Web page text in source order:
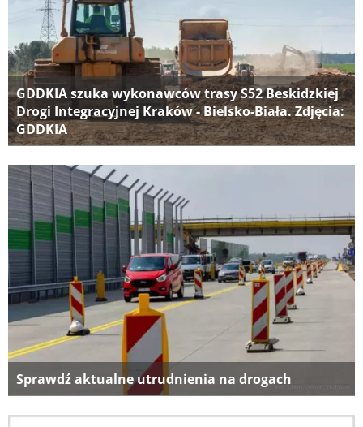
GDDKIA szuka wykonawców trasy S52 Beskidzkiej
Drogi Integracyjnej Kraków - Bielsko-Biała. Zdjęcia:
GDDKIA
Sprawdź aktualne utrudnienia na drogach